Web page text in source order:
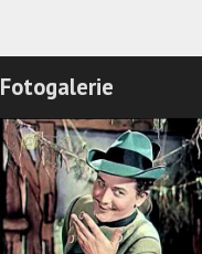
Fotogalerie